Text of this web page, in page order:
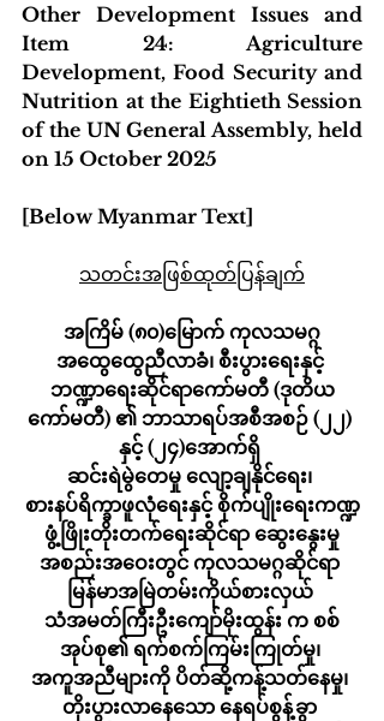
Other Development Issues and
Item 24: Agriculture
Development, Food Security and
Nutrition at the Eightieth Session
of the UN General Assembly, held
on 15 October 2025
[Below Myanmar Text]
သတင်းအဖြစ်ထုတ်ပြန်ချက်
အကြိမ် (၈၀)မြောက် ကုလသမဂ္ဂ
အထွေထွေညီလာခံ၊ စီးပွားရေးနှင့်
ဘဏ္ဍာရေးဆိုင်ရာကော်မတီ (ဒုတိယ
ကော်မတီ) ၏ ဘာသာရပ်အစီအစဉ် (၂၂)
နှင့် (၂၄)အောက်ရှိ
ဆင်းရဲမွဲတေမှု လျော့ချနိုင်ရေး၊
စားနပ်ရိက္ခာဖူလုံရေးနှင့် စိုက်ပျိုးရေးကဏ္ဍ
ဖွံ့ဖြိုးတိုးတက်ရေးဆိုင်ရာ ဆွေးနွေးမှု
အစည်းအဝေးတွင် ကုလသမဂ္ဂဆိုင်ရာ
မြန်မာအမြဲတမ်းကိုယ်စားလှယ်
သံအမတ်ကြီးဦးကျော်မိုးထွန်း က စစ်
အုပ်စု၏ ရက်စက်ကြမ်းကြုတ်မှု၊
အကူအညီများကို ပိတ်ဆို့ကန့်သတ်နေမှု၊
တိုးပွားလာနေသော နေရပ်စွန့်ခွာ